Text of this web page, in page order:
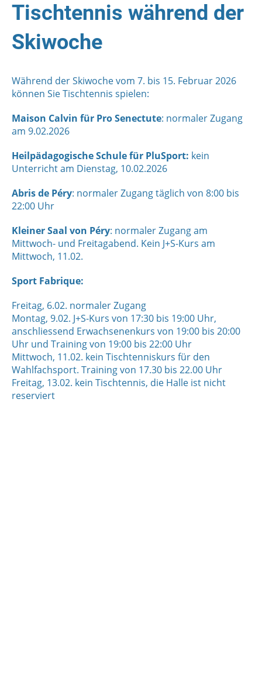
Tischtennis während der
Skiwoche
Während der Skiwoche vom 7. bis 15. Februar 2026
können Sie Tischtennis spielen:
Maison Calvin für Pro Senectute: normaler Zugang
am 9.02.2026
Heilpädagogische Schule für PluSport: kein
Unterricht am Dienstag, 10.02.2026
Abris de Péry: normaler Zugang täglich von 8:00 bis
22:00 Uhr
Kleiner Saal von Péry: normaler Zugang am
Mittwoch- und Freitagabend. Kein J+S-Kurs am
Mittwoch, 11.02.
Sport Fabrique:
Freitag, 6.02. normaler Zugang
Montag, 9.02. J+S-Kurs von 17:30 bis 19:00 Uhr,
anschliessend Erwachsenenkurs von 19:00 bis 20:00
Uhr und Training von 19:00 bis 22:00 Uhr
Mittwoch, 11.02. kein Tischtenniskurs für den
Wahlfachsport. Training von 17.30 bis 22.00 Uhr
Freitag, 13.02. kein Tischtennis, die Halle ist nicht
reserviert